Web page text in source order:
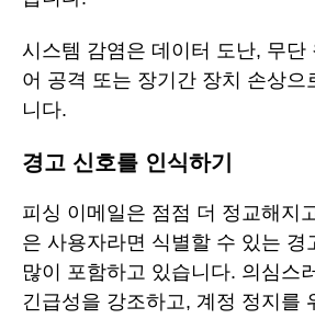
시스템 감염은 데이터 도난, 무단
어 공격 또는 장기간 장치 손상으
니다.
경고 신호를 인식하기
피싱 이메일은 점점 더 정교해지
은 사용자라면 식별할 수 있는 경
많이 포함하고 있습니다. 의심스
긴급성을 강조하고, 계정 정지를